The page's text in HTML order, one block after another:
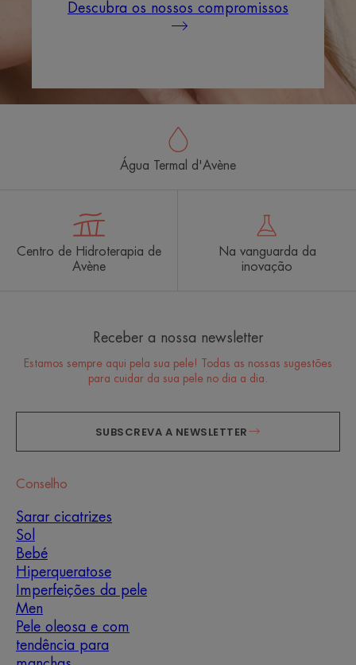
Descubra os nossos compromissos
Água Termal d'Avène
Centro de Hidroterapia de
Avène
Na vanguarda da
inovação
Receber a nossa newsletter
Estamos sempre aqui pela sua pele! Todas as nossas sugestões
para cuidar da sua pele no dia a dia.
SUBSCREVA A NEWSLETTER
Conselho
Sarar cicatrizes
Sol
Bebé
Hiperqueratose
Imperfeições da pele
Men
Pele oleosa e com
tendência para